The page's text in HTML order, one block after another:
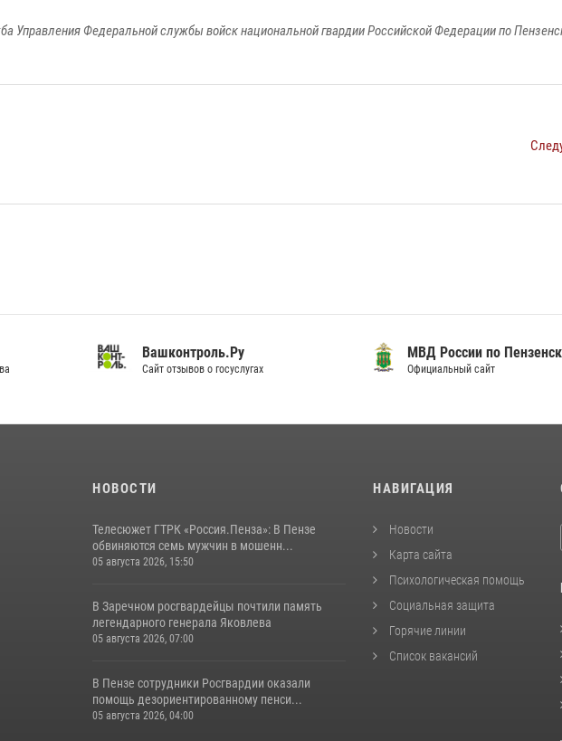
Управления Федеральной службы войск национальной гвардии Российской Федерации по
Вашконтроль.Ру
Сайт отзывов о госуслугах
МВД России по
Официальный сайт
НОВОСТИ
Телесюжет ГТРК «Россия.Пенза»: В Пензе
обвиняются семь мужчин в мошенн...
05 августа 2026, 15:50
В Заречном росгвардейцы почтили память
легендарного генерала Яковлева
05 августа 2026, 07:00
В Пензе сотрудники Росгвардии оказали
помощь дезориентированному пенси...
05 августа 2026, 04:00
НАВИГАЦИЯ
Новости
Карта сайта
Психологическая помощь
Социальная защита
Горячие линии
Список вакансий